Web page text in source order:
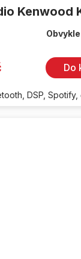
Kenwood
Do
DSP,